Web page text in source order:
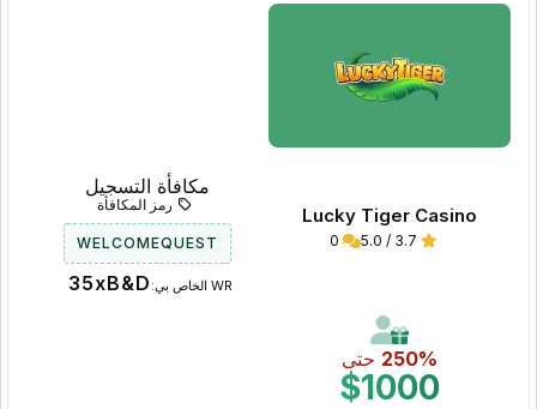
Lucky Tiger Casino
3.7 / 5.0
0
250%حتى
$1000
مكافأة التسجيل
رمز المكافأة
WELCOMEQUEST
WR الخاص بي: 35xB&D